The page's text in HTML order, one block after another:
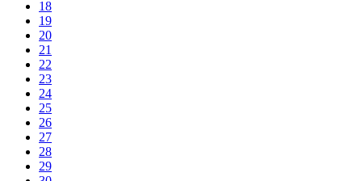
18
19
20
21
22
23
24
25
26
27
28
29